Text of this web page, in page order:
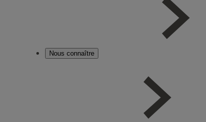
Nous connaître